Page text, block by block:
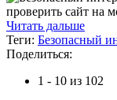
Читать дальше
Теги: Безопасный
Поделиться:
1 - 10 из 102